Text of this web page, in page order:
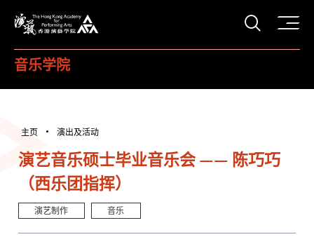
打开
音乐学院
主页 演出及活动
演艺音乐硕士毕业音乐会 —— 陈巧巧
（西乐团指挥）
演艺制作 音乐